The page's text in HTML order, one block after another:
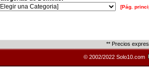
[Pág.
** Precios
© 2002/2022 Solo10.com